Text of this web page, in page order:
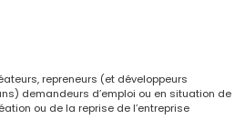
repreneurs (et développeurs
demandeurs d’emploi ou en situation de
ou de la reprise de l’entreprise